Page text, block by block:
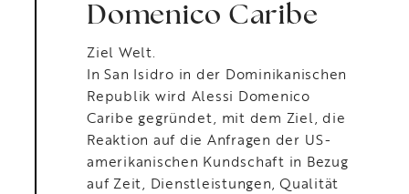
Domenico Caribe
Ziel Welt.
In San Isidro in der Dominikanischen
Republik wird Alessi Domenico
Caribe gegründet, mit dem Ziel, die
Reaktion auf die Anfragen der US-
amerikanischen Kundschaft in Bezug
auf Zeit, Dienstleistungen, Qualität